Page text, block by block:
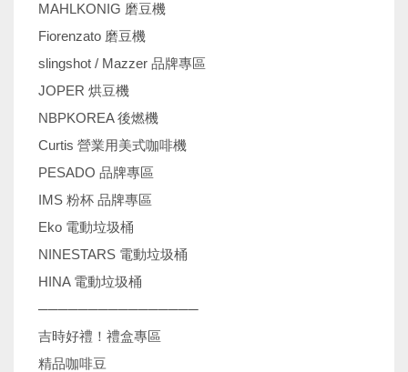
MAHLKONIG 磨豆機
Fiorenzato 磨豆機
slingshot / Mazzer 品牌專區
JOPER 烘豆機
NBPKOREA 後燃機
Curtis 營業用美式咖啡機
PESADO 品牌專區
IMS 粉杯 品牌專區
Eko 電動垃圾桶
NINESTARS 電動垃圾桶
HINA 電動垃圾桶
────────────────
吉時好禮！禮盒專區
精品咖啡豆